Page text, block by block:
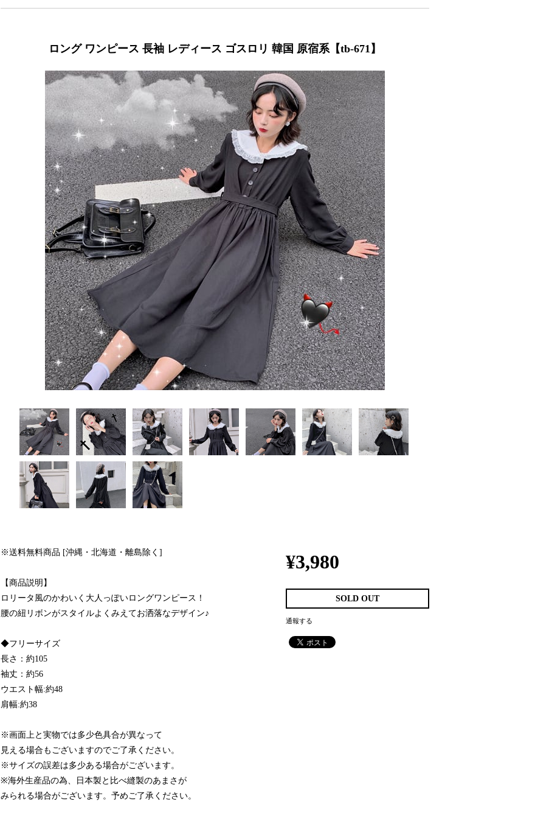
ロング ワンピース 長袖 レディース ゴスロリ 韓国 原宿系【tb-671】
※送料無料商品 [沖縄・北海道・離島除く]
【商品説明】
ロリータ風のかわいく大人っぽいロングワンピース！
腰の紐リボンがスタイルよくみえてお洒落なデザイン♪
◆フリーサイズ
長さ：約105
袖丈：約56
ウエスト幅:約48
肩幅:約38
※画面上と実物では多少色具合が異なって
見える場合もございますのでご了承ください。
※サイズの誤差は多少ある場合がございます。
※海外生産品の為、日本製と比べ縫製のあまさが
みられる場合がございます。予めご了承ください。
¥3,980
SOLD OUT
通報する